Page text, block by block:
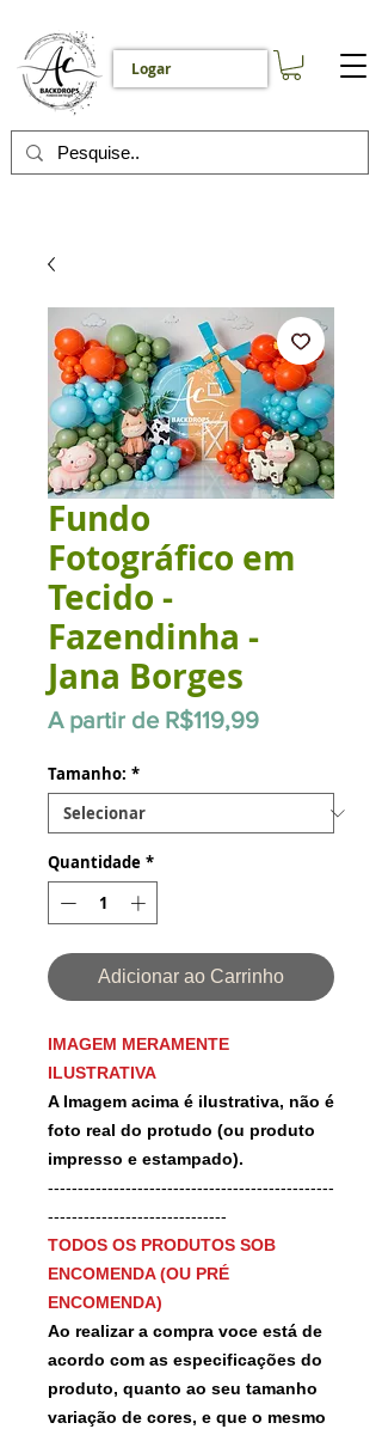
Logar
Fundo
Fotográfico em
Tecido -
Fazendinha -
Jana Borges
A partir de R$119,99Preço
Tamanho: *
Quantidade *
Adicionar ao Carrinho
IMAGEM MERAMENTE
ILUSTRATIVA
A Imagem acima é ilustrativa, não é
foto real do protudo (ou produto
impresso e estampado).
------------------------------------------------
------------------------------
TODOS OS PRODUTOS SOB
ENCOMENDA (OU PRÉ
ENCOMENDA)
Ao realizar a compra voce está de
acordo com as especificações do
produto, quanto ao seu tamanho
variação de cores, e que o mesmo